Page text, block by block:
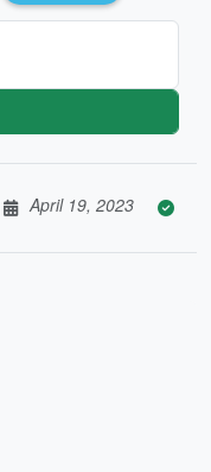
April 19, 2023